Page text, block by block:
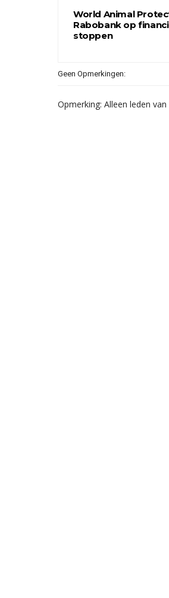
World Animal
Rabobank op
stoppen
Geen Opmerkingen:
Opmerking: Alleen leden